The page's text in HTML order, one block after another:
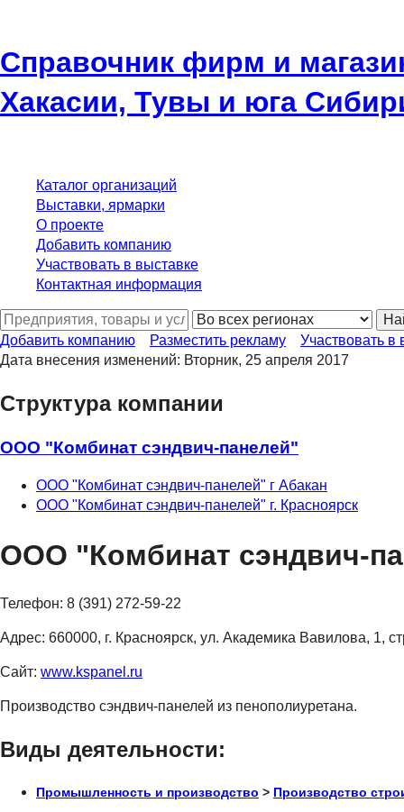
Справочник фирм и
Хакасии, Тувы и юга
Каталог организаций
Выставки, ярмарки
О проекте
Добавить компанию
Участвовать в выставке
Контактная информация
Добавить компанию
Разместить рекламу
Участвовать в
Дата внесения изменений: Вторник, 25 апреля 2017
Структура компании
ООО "Комбинат сэндвич-панелей"
ООО "Комбинат сэндвич-панелей" г Абакан
ООО "Комбинат сэндвич-панелей" г. Красноярск
ООО "Комбинат сэндвич-
Телефон: 8 (391) 272-59-22
Адрес: 660000, г. Красноярск, ул. Академика Вавилова, 1,
Сайт: www.kspanel.ru
Производство сэндвич-панелей из пенополиуретана.
Виды деятельности:
Промышленность и производство > Производство